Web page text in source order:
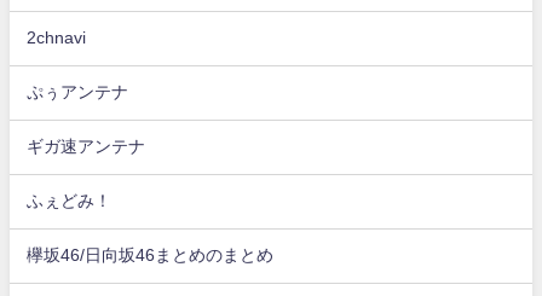
2chnavi
ぷぅアンテナ
ギガ速アンテナ
ふぇどみ！
欅坂46/日向坂46まとめのまとめ